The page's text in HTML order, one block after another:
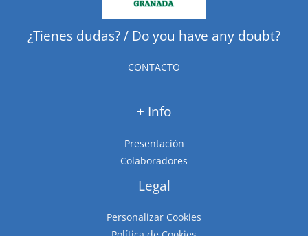
¿Tienes dudas? / Do you have any doubt?
CONTACTO
+ Info
Presentación
Colaboradores
Legal
Personalizar Cookies